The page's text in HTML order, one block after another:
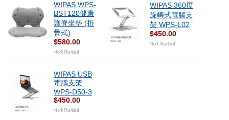
WIPAS WPS-
BST120健康
護脊坐墊 (折
疊式)
$580.00
WIPAS 360度
旋轉式電腦支
架 WPS-L02
$450.00
WIPAS USB
電腦支架
WPS-D50-3
$450.00